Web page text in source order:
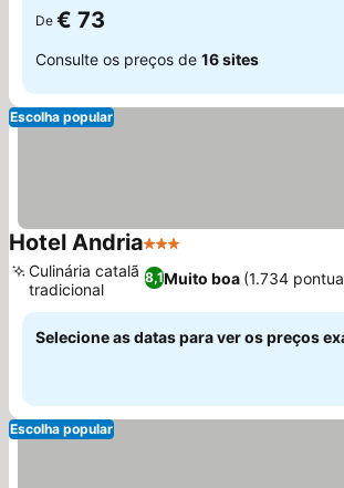
De € 73
Consulte os preços de 16 sites
Escolha popular
Hotel Andria3 Estrelas
8,1Muito boa (1.734
Culinária catalã
tradicional
Selecione as datas para ver os preços
Escolha popular